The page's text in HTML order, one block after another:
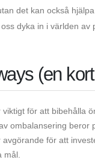
det kan också
dyka in i världen
(en
för att bibehålla
ombalansering beror
för att
mål.